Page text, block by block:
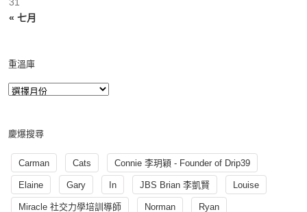
« 七月
重溫庫
慶爆搜尋
Carman Cats Connie 李玥穎 - Founder of Drip39
Elaine Gary In JBS Brian 李凱賢 Louise
Miracle 社交力學培訓導師 Norman Ryan